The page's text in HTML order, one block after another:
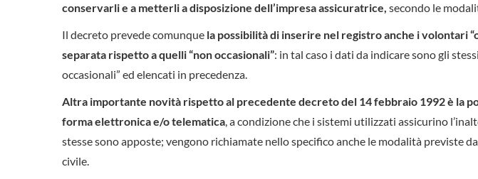
conservarli e a metterli a disposizione dell’impresa assicuratrice, secondo le
Il decreto prevede comunque la possibilità di inserire nel registro anche i volontari
separata rispetto a quelli “non occasionali”: in tal caso i dati da indicare sono gli
occasionali” ed elencati in precedenza.
Altra importante novità rispetto al precedente decreto del 14 febbraio 1992 è la
forma elettronica e/o telematica, a condizione che i sistemi utilizzati assicurino
stesse sono apposte; vengono richiamate nello specifico anche le modalità previste
civile.